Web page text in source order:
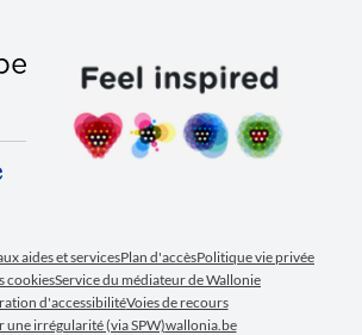
aides et servicesPlan d'accèsPolitique vie privée
cookiesService du médiateur de Wallonie
d'accessibilitéVoies de recours
une irrégularité (via SPW)wallonia.be